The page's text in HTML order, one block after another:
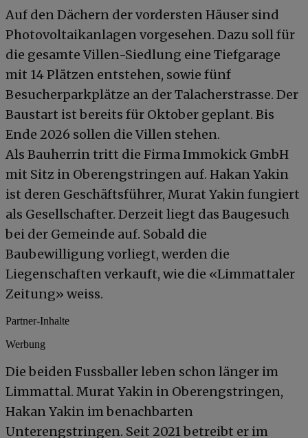
Auf den Dächern der vordersten Häuser sind
Photovoltaikanlagen vorgesehen. Dazu soll für
die gesamte Villen-Siedlung eine Tiefgarage
mit 14 Plätzen entstehen, sowie fünf
Besucherparkplätze an der Talacherstrasse. Der
Baustart ist bereits für Oktober geplant. Bis
Ende 2026 sollen die Villen stehen.
Als Bauherrin tritt die Firma Immokick GmbH
mit Sitz in Oberengstringen auf. Hakan Yakin
ist deren Geschäftsführer, Murat Yakin fungiert
als Gesellschafter. Derzeit liegt das Baugesuch
bei der Gemeinde auf. Sobald die
Baubewilligung vorliegt, werden die
Liegenschaften verkauft, wie die «Limmattaler
Zeitung» weiss.
Partner-Inhalte
Werbung
Die beiden Fussballer leben schon länger im
Limmattal. Murat Yakin in Oberengstringen,
Hakan Yakin im benachbarten
Unterengstringen. Seit 2021 betreibt er im